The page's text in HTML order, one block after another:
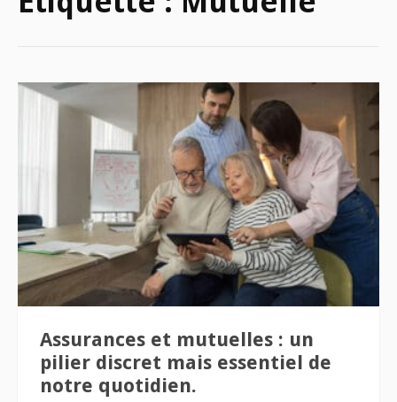
Assurances et mutuelles : un
pilier discret mais essentiel de
notre quotidien.